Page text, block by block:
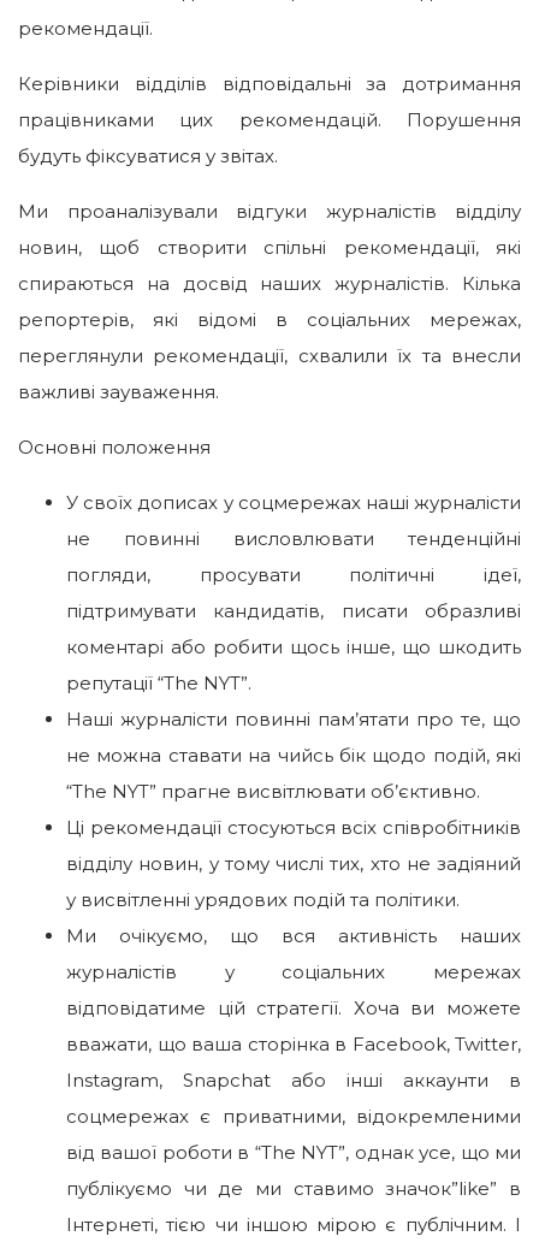
рекомендації.
Керівники відділів відповідальні за дотримання
працівниками цих рекомендацій. Порушення
будуть фіксуватися у звітах.
Ми проаналізували відгуки журналістів відділу
новин, щоб створити спільні рекомендації, які
спираються на досвід наших журналістів. Кілька
репортерів, які відомі в соціальних мережах,
переглянули рекомендації, схвалили їх та внесли
важливі зауваження.
Основні положення
У своїх дописах у соцмережах наші журналісти
не повинні висловлювати тенденційні
погляди, просувати політичні ідеї,
підтримувати кандидатів, писати образливі
коментарі або робити щось інше, що шкодить
репутації “The NYT”.
Наші журналісти повинні пам’ятати про те, що
не можна ставати на чийсь бік щодо подій, які
“The NYT” прагне висвітлювати об’єктивно.
Ці рекомендації стосуються всіх співробітників
відділу новин, у тому числі тих, хто не задіяний
у висвітленні урядових подій та політики.
Ми очікуємо, що вся активність наших
журналістів у соціальних мережах
відповідатиме цій стратегії. Хоча ви можете
вважати, що ваша сторінка в Facebook, Twitter,
Instagram, Snapchat або інші аккаунти в
соцмережах є приватними, відокремленими
від вашої роботи в “The NYT”, однак усе, що ми
публікуємо чи де ми ставимо значок”like” в
Інтернеті, тією чи іншою мірою є публічним. І